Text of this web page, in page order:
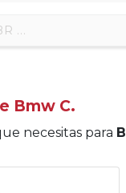
Bmw C.
necesitas para